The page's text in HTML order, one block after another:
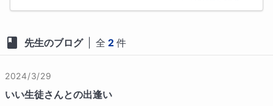
わたしは、幼いころひとりで勉強していたといって
す。
マナリンクで、家庭教師と勉強してみようかとご検討
この先生に教わってみようと行動を起こすことは、自
分に変化をもたらす大きな一歩なのです。
先生のブログ 全 2 件
2024/3/29
いい生徒さんとの出逢い